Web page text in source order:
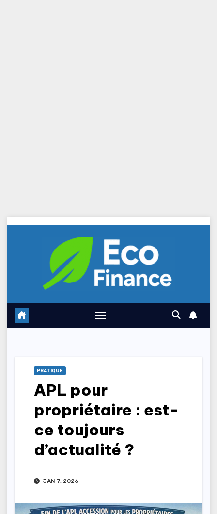
Skip
PRATIQUE
APL pour
propriétaire : est-
ce toujours
d’actualité ?
JAN 7, 2026